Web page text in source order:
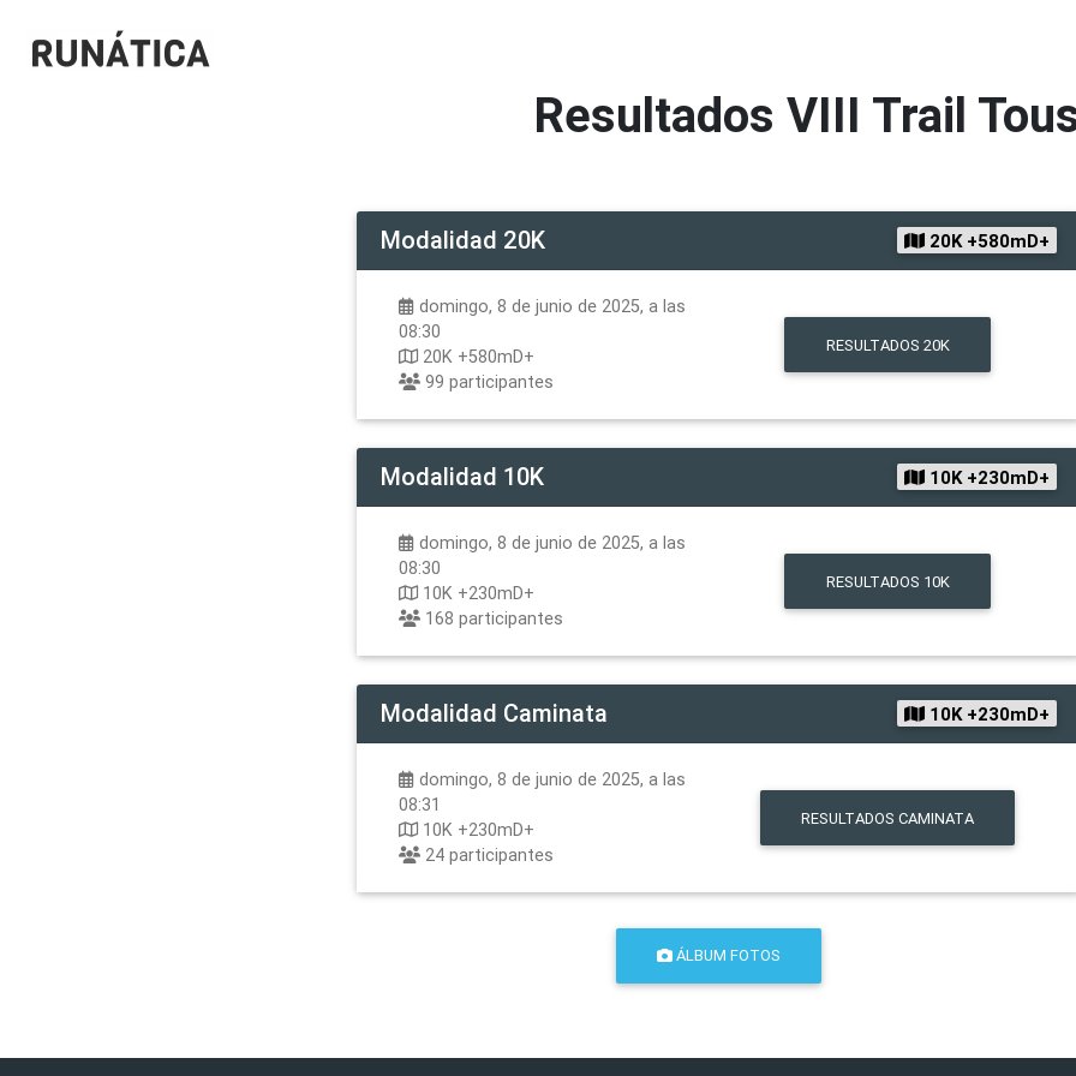
Resultados VIII Trail
Modalidad 20K 20K +580mD+
domingo, 8 de junio de 2025, a las
08:30
20K +580mD+
99participantes
RESULTADOS 20K
Modalidad 10K 10K +230mD+
domingo, 8 de junio de 2025, a las
08:30
10K +230mD+
168participantes
RESULTADOS 10K
Modalidad Caminata 10K +230mD+
domingo, 8 de junio de 2025, a las
08:31
10K +230mD+
24participantes
RESULTADOS CAMINATA
ÁLBUM FOTOS